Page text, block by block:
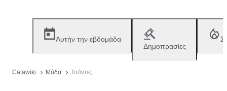
Αυτήν την εβδομάδα
Δημοπρασίες
Catawiki Μόδα Τσάντες